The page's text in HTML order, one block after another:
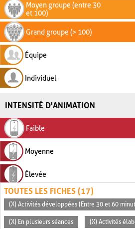
Moyen groupe (entre 30
et 100)
Grand groupe (> 100)
Équipe
Individuel
INTENSITÉ D'ANIMATION
Faible
Moyenne
Élevée
TOUTES LES FICHES (17)
(X) Activités développées (Entre 30 et 60
(X) En plusieurs séances (X) Activités